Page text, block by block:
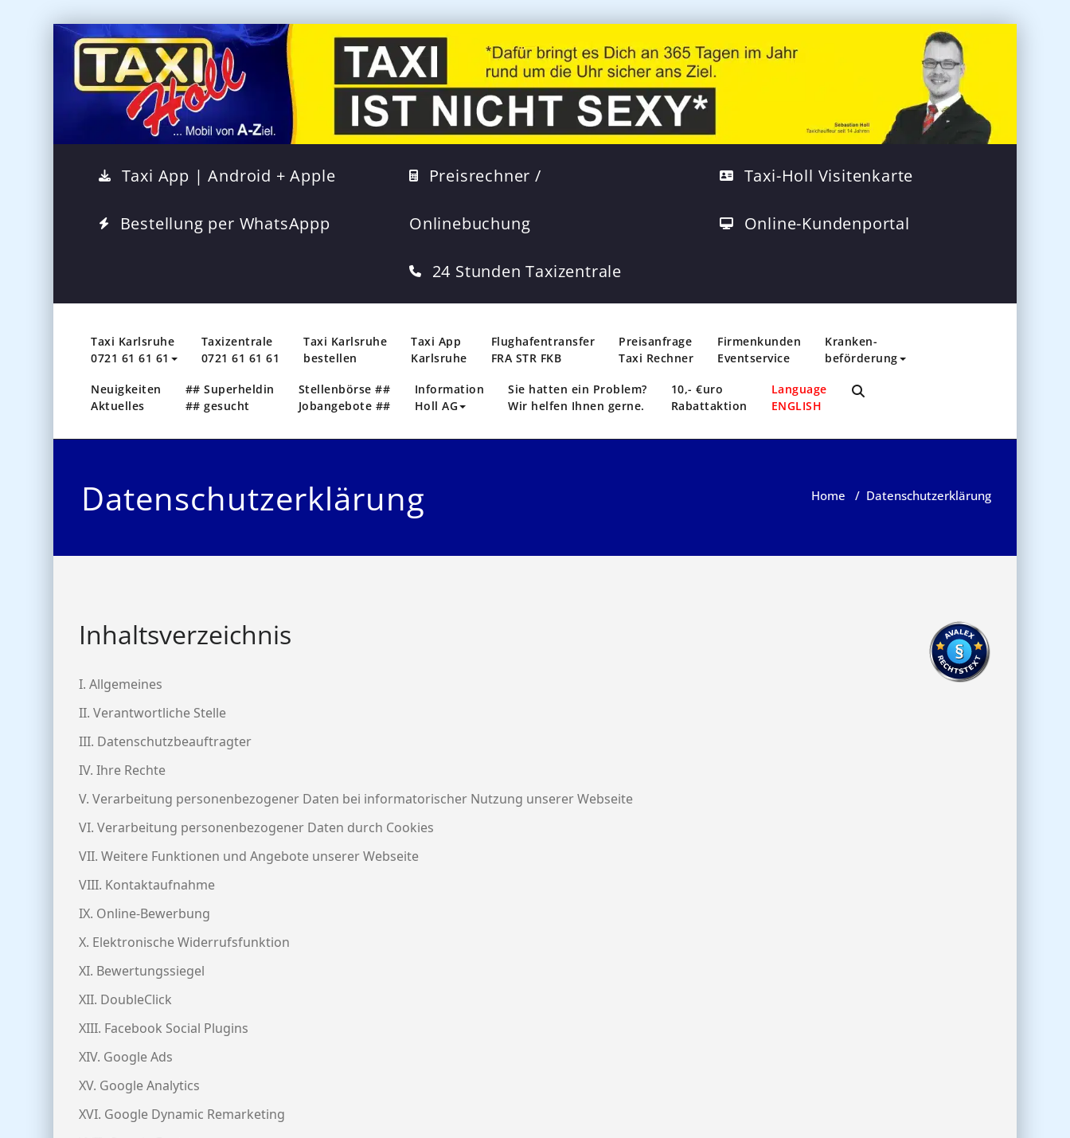
Taxi App | Android + Apple
Bestellung per WhatsAppp
Preisrechner /
Onlinebuchung
24 Stunden Taxizentrale
Taxi-Holl Visitenkarte
Online-Kundenportal
Taxi Karlsruhe
0721 61 61 61
Taxizentrale
0721 61 61 61
Taxi Karlsruhe
bestellen
Taxi App
Karlsruhe
Flughafentransfer
FRA STR FKB
Preisanfrage
Taxi Rechner
Firmenkunden
Eventservice
Kranken-
beförderung
Neuigkeiten
Aktuelles
## Superheldin
## gesucht
Stellenbörse ##
Jobangebote ##
Information
Holl AG
Sie hatten ein Problem?
Wir helfen Ihnen gerne.
10,- €uro
Rabattaktion
Language
ENGLISH
Datenschutzerklärung Home / Datenschutzerklärung
Inhaltsverzeichnis
I. Allgemeines
II. Verantwortliche Stelle
III. Datenschutzbeauftragter
IV. Ihre Rechte
V. Verarbeitung personenbezogener Daten bei informatorischer Nutzung unserer Webseite
VI. Verarbeitung personenbezogener Daten durch Cookies
VII. Weitere Funktionen und Angebote unserer Webseite
VIII. Kontaktaufnahme
IX. Online-Bewerbung
X. Elektronische Widerrufsfunktion
XI. Bewertungssiegel
XII. DoubleClick
XIII. Facebook Social Plugins
XIV. Google Ads
XV. Google Analytics
XVI. Google Dynamic Remarketing